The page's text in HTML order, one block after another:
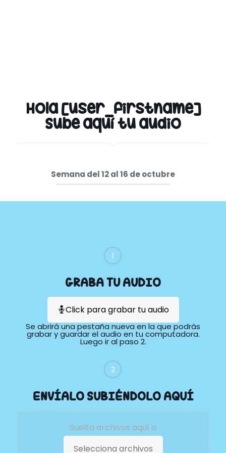
Hola [user_firstname]
Sube aquí tu audio
Semana del 12 al 16 de octubre
1
GRABA TU AUDIO
Click para grabar tu audio
Se abrirá una pestaña nueva en la que podrás
grabar y guardar el audio en tu computadora.
Luego ir al paso 2.
2
ENVÍALO SUBIÉNDOLO AQUÍ
Suelta archivos aquí o
Selecciona archivos